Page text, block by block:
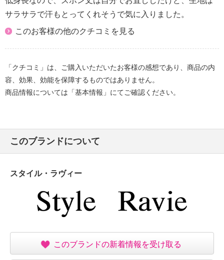
サラサラで汗もとってくれそうで気に入りました。
このお客様の他のクチコミを見る
「クチコミ」は、ご購入いただいたお客様の感想であり、商品の内
容、効果、効能を保障するものではありません。
商品情報については「基本情報」にてご確認ください。
このブランドについて
スタイル・ラヴィー
このブランドの新着情報を受け取る